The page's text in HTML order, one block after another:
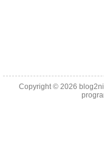
Copyright © 2026